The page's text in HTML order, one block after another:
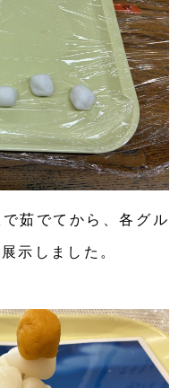
茹でてから、各グル
示しました。